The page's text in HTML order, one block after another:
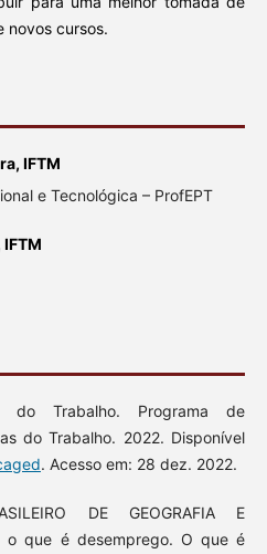
novos cursos.
IFTM
e Tecnológica – ProfEPT
do Trabalho. Programa de
do Trabalho. 2022. Disponível
. Acesso em: 28 dez. 2022.
DE GEOGRAFIA E
o que é desemprego. O que é